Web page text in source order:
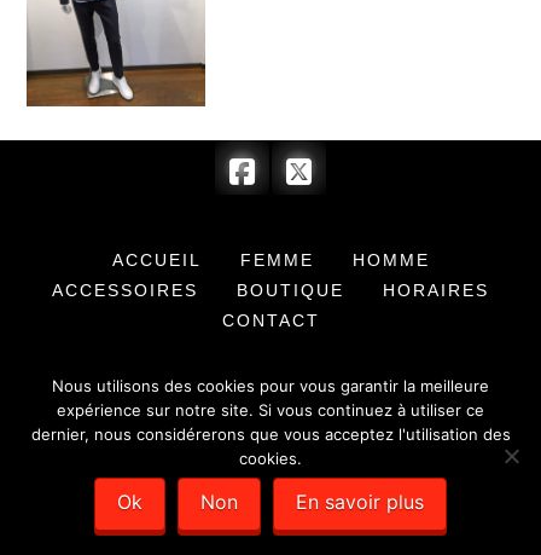
ACCUEIL FEMME
HOMME
ACCESSOIRES
BOUTIQUE
HORAIRES
CONTACT
SIRET : 351 779 384 00012 -Mentions légales- Création de sites
internet :
Déclic Communication
Nous utilisons des cookies pour vous garantir la meilleure
expérience sur notre site. Si vous continuez à utiliser ce
dernier, nous considérerons que vous acceptez l'utilisation des
cookies.
Ok Non En savoir plus